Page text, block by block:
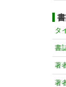
タ
書
著
著